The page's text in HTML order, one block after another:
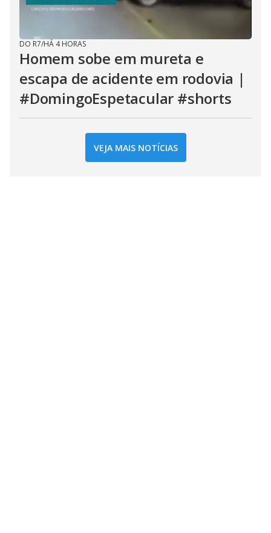
DO R7/HÁ 4 HORAS
Homem sobe em mureta e
escapa de acidente em rodovia |
#DomingoEspetacular #shorts
VEJA MAIS NOTÍCIAS